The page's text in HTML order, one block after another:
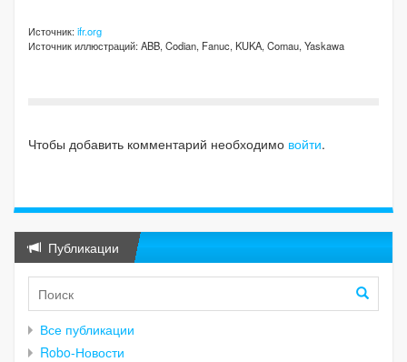
Источник:ifr.org
Источник иллюстраций: ABB, Codian, Fanuc, KUKA, Comau, Yaskawa
Чтобы добавить комментарий необходимо войти.
Публикации
Все публикации
Robo-Новости